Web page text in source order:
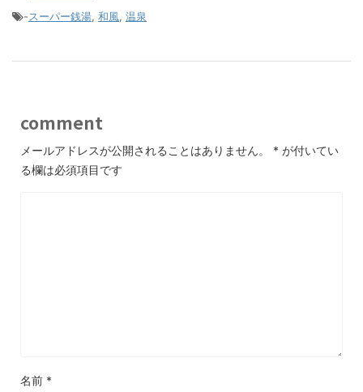
-スーパー銭湯, 和風, 温泉
comment
メールアドレスが公開されることはありません。 * が付いてい
る欄は必須項目です
名前 *